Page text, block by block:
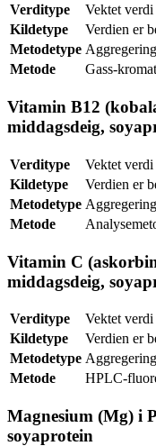
Verditype
Vektet verdi
Kildetype
Verdien er
Metodetype
Metode
Gass-
Vitamin B12
middagsdeig,
Verditype
Vektet verdi
Kildetype
Verdien er
Metodetype
Metode
Vitamin C
middagsdeig,
Verditype
Vektet verdi
Kildetype
Verdien er
Metodetype
Metode
HPLC-
Magnesium (Mg) i
soyaprotein